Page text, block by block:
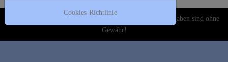
Copyright © 2020-2026 DJK Gillrath 1911 e. V. Alle Angaben sind ohne
Gewähr!
Cookies-Richtlinie